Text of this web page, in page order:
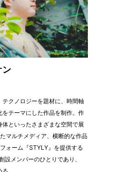
ン
クノロジーを題材に、時間軸
をテーマにした作品を制作。作
といったさまざまな空間で展
マルチメディア、横断的な作品
ォーム『STYLY』を提供する
メンバーのひとりであり、